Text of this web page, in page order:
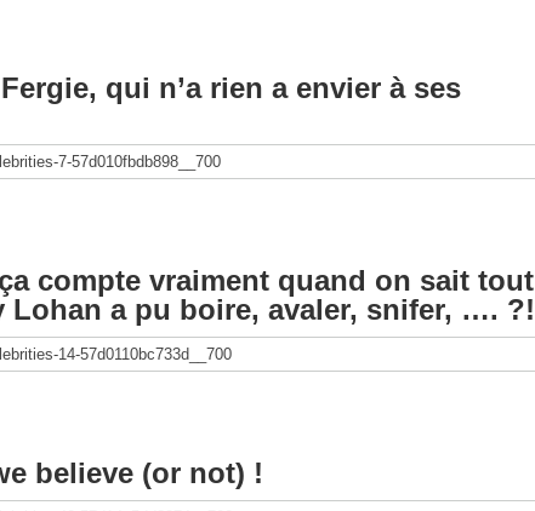
qui n’a rien a envier à ses
compte vraiment quand on sait tout
Lohan a pu boire, avaler, snifer, …. ?!
believe (or not) !